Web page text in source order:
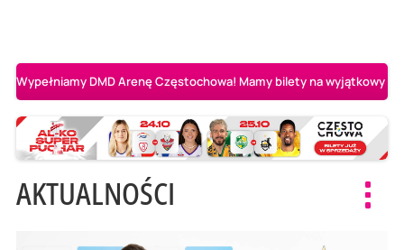
Wypełniamy DMD Arenę Częstochowa! Mamy bilety na wyjątkowy
AKTUALNOŚCI